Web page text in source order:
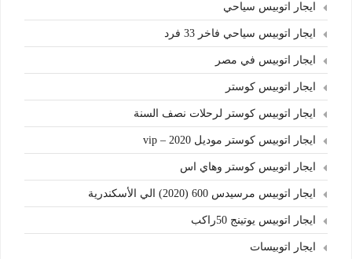
ايجار اتوبيس سياحي
ايجار اتوبيس سياحي فاخر 33 فرد
ايجار اتوبيس في مصر
ايجار اتوبيس كوستر
ايجار اتوبيس كوستر لرحلات نصف السنة
ايجار اتوبيس كوستر موديل 2020 – vip
ايجار اتوبيس كوستر وهاي اس
ايجار اتوبيس مرسيدس 600 (2020) الي الأسكندرية
ايجار اتوبيس يوتينج 50راكب
ايجار اتوبيسات